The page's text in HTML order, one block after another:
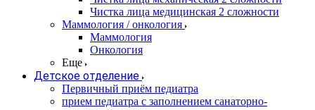
Чистка лица медицинская 2 сложности
Маммология / онкология
Маммология
Онкология
Еще
Детское отделение
Первичный приём педиатра
прием педиатра с заполнением санаторно-